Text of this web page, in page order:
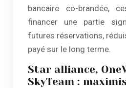
bancaire co-brandée,
financer une partie
futures réservations,
payé sur le long terme.
Star alliance,
SkyTeam :